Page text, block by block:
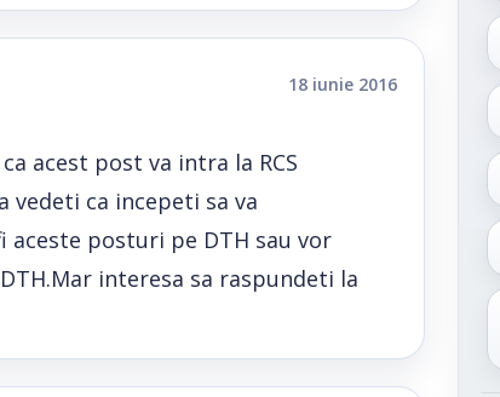
18 iunie 2016
acest post va intra la RCS
vedeti ca incepeti sa va
aceste posturi pe DTH sau vor
interesa sa raspundeti la